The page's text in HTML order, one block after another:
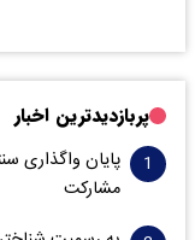
پربازدیدترین اخبار
پایان واگذاری‌
مشارکت